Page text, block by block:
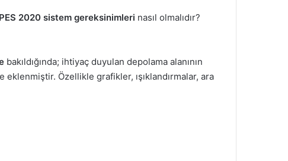
2020 sistem gereksinimleri nasıl olmalıdır?
bakıldığında; ihtiyaç duyulan depolama alanının
Özellikle grafikler, ışıklandırmalar, ara